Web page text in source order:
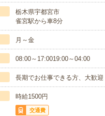
栃木県宇都宮市
雀宮駅から車8分
月～金
08:00～17:0019:00～04:00
長期でお仕事できる方、大歓迎
時給1500円
交通費